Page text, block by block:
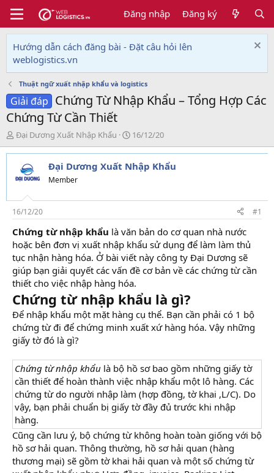
Đăng nhập Đăng ký
Hướng dẫn cách đăng bài - Đặt câu hỏi lên
weblogistics.vn
Thuật ngữ xuất nhập khẩu và logistics
Giải đáp Chứng Từ Nhập Khẩu – Tổng Hợp Các
Chứng Từ Cần Thiết
T
h
r
a
s
t
a
r
t
e
r
Đại Dương Xuất Nhập Khẩu
N
g
à
y
i
16/12/20
Đại Dương Xuất Nhập Khẩu
Member
16/12/20 #1
Chứng từ nhập khẩu là văn bản do cơ quan nhà nước
hoặc bên đơn vị xuất nhập khẩu sử dụng để làm làm thủ
tục nhận hàng hóa. Ở bài viết này công ty Đại Dương sẽ
giúp bạn giải quyết các vấn đề cơ bản về các chứng từ cần
thiết cho việc nhập hàng hóa.
Chứng từ nhập khẩu là gì?
Để nhập khẩu một mặt hàng cụ thể. Bạn cần phải có 1 bộ
chứng từ đi để chứng minh xuất xứ hàng hóa. Vậy những
giấy tờ đó là gì?
Chứng từ nhập khẩu là bộ hồ sơ bao gồm những giấy tờ
cần thiết để hoàn thành việc nhập khẩu một lô hàng. Các
chứng từ do người nhập làm (hợp đồng, tờ khai ,L/C). Do
vậy, bạn phải chuẩn bị giấy tờ đầy đủ trước khi nhập
hàng.
Cũng cần lưu ý, bộ chứng từ không hoàn toàn giống với bộ
hồ sơ hải quan. Thông thường, hồ sơ hải quan (hàng
thương mại) sẽ gồm tờ khai hải quan và một số chứng từ